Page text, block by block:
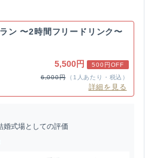
ン 〜2時間フリードリンク〜
5,500円
500円OFF
6,000円
（1人あたり・税込）
詳細を見る
婚式場としての評価